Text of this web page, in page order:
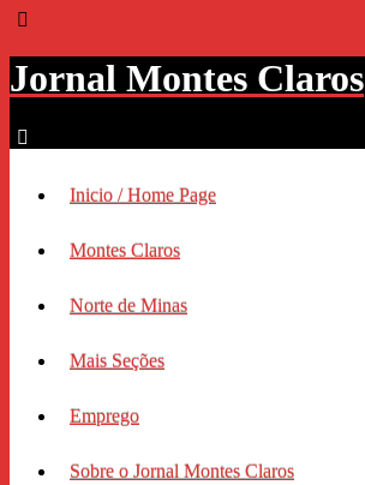
Jornal Montes Claros
Inicio / Home Page
Montes Claros
Norte de Minas
Mais Seções
Emprego
Sobre o Jornal Montes Claros